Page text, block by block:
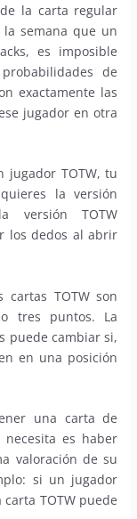
la carta regular
semana que un
es imposible
de
exactamente las
jugador en otra
TOTW, tu
la versión
versión TOTW
los dedos al abrir
TOTW son
tres puntos. La
puede cambiar si,
en una posición
una carta de
es haber
valoración de su
si un jugador
TOTW puede